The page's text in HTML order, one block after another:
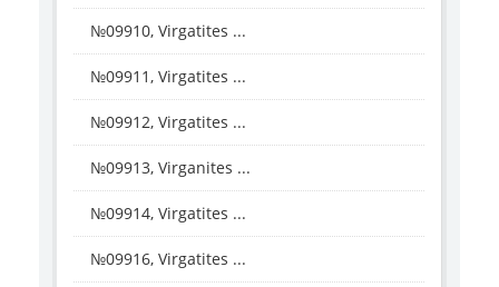
№09910, Virgatites ...
№09911, Virgatites ...
№09912, Virgatites ...
№09913, Virganites ...
№09914, Virgatites ...
№09916, Virgatites ...